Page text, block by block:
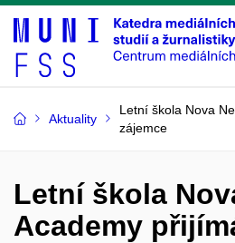
Aktuality
Letní škola Nova
zájemce
Letní škola
Academy